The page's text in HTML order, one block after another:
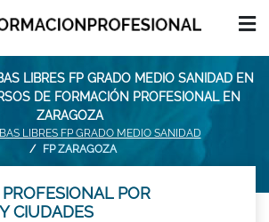
LIBRES FP GRADO MEDIO SANIDAD EN
DE FORMACIÓN PROFESIONAL EN
ZARAGOZA
LIBRES FP GRADO MEDIO SANIDAD
FP ZARAGOZA
POR
CIUDADES